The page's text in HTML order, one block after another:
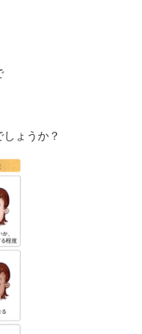
ょうか？